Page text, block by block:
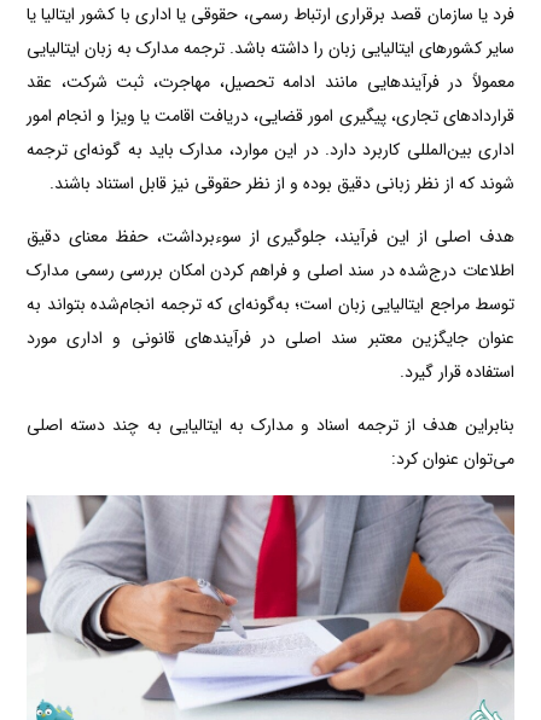
فرد یا سازمان قصد برقراری ارتباط رسمی، حقوقی یا اداری با کشور ایتالیا یا
سایر کشورهای ایتالیایی زبان را داشته باشد. ترجمه مدارک به زبان ایتالیایی
معمولاً در فرآیندهایی مانند ادامه تحصیل، مهاجرت، ثبت شرکت، عقد
قراردادهای تجاری، پیگیری امور قضایی، دریافت اقامت یا ویزا و انجام امور
اداری بین‌المللی کاربرد دارد. در این موارد، مدارک باید به گونه‌ای ترجمه
شوند که از نظر زبانی دقیق بوده و از نظر حقوقی نیز قابل استناد باشند.
هدف اصلی از این فرآیند، جلوگیری از سوءبرداشت، حفظ معنای دقیق
اطلاعات درج‌شده در سند اصلی و فراهم کردن امکان بررسی رسمی مدارک
توسط مراجع ایتالیایی زبان است؛ به‌گونه‌ای که ترجمه انجام‌شده بتواند به
عنوان جایگزین معتبر سند اصلی در فرآیندهای قانونی و اداری مورد
استفاده قرار گیرد.
بنابراین هدف از ترجمه اسناد و مدارک به ایتالیایی به چند دسته اصلی
می‌توان عنوان کرد: